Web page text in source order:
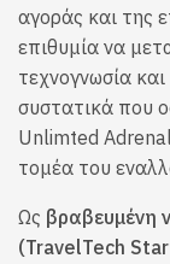
αγοράς και της
επιθυμία να
τεχνογνωσία
συστατικά που
Unlimted
τομέα του
Ως βραβευμένη
(TravelTech